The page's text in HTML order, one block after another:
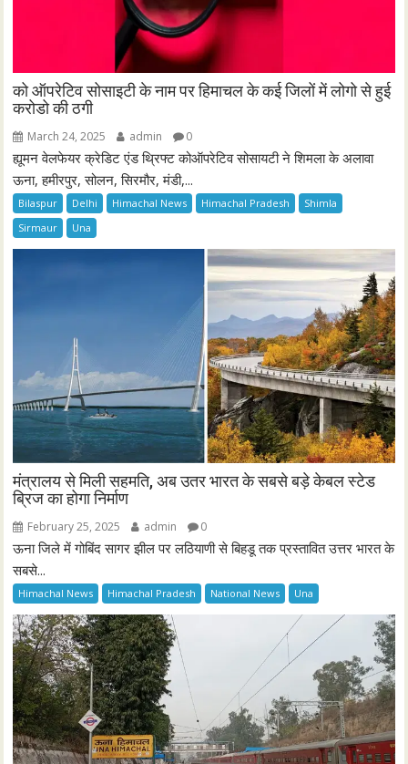
को ऑपरेटिव सोसाइटी के नाम पर हिमाचल के कई जिलों में लोगो से हुई
करोडो की ठगी
March 24, 2025 admin 0
ह्यूमन वेलफेयर क्रेडिट एंड थ्रिफ्ट कोऑपरेटिव सोसायटी ने शिमला के अलावा
ऊना, हमीरपुर, सोलन, सिरमौर, मंडी,...
Bilaspur Delhi Himachal News Himachal Pradesh
Shimla
Sirmaur
Una
मंत्रालय से मिली सहमति, अब उतर भारत के सबसे बड़े केबल स्टेड
ब्रिज का होगा निर्माण
February 25, 2025 admin 0
ऊना जिले में गोबिंद सागर झील पर लठियाणी से बिहडू तक प्रस्तावित उत्तर भारत के
सबसे...
Himachal News Himachal Pradesh National News Una